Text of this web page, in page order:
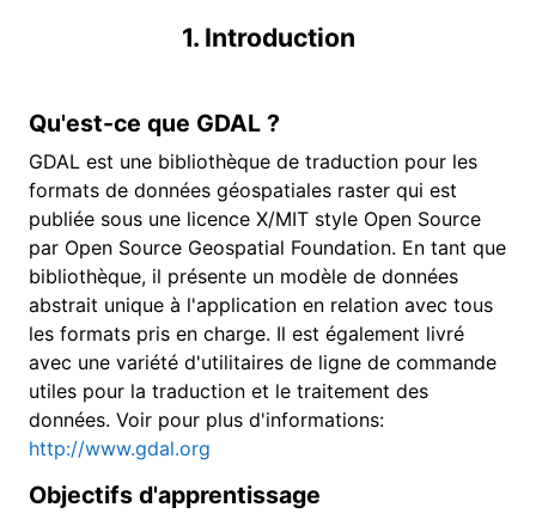
1. Introduction
Qu'est-ce que GDAL ?
GDAL est une bibliothèque de traduction pour les
formats de données géospatiales raster qui est
publiée sous une licence X/MIT style Open Source
par Open Source Geospatial Foundation. En tant que
bibliothèque, il présente un modèle de données
abstrait unique à l'application en relation avec tous
les formats pris en charge. Il est également livré
avec une variété d'utilitaires de ligne de commande
utiles pour la traduction et le traitement des
données. Voir pour plus d'informations:
http://www.gdal.org
Objectifs d'apprentissage